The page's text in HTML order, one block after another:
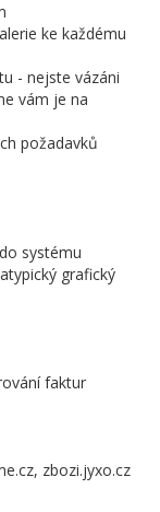
ke každému
- nejste vázáni
vám je na
požadavků
systému
grafický
faktur
zbozi.jyxo.cz